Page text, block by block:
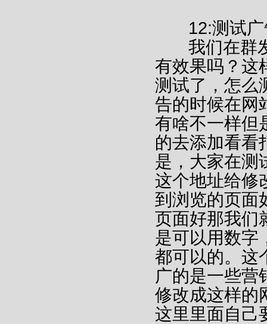
12:测试广
我们在群
有效果吗？这
测试了，怎么
告的时候在网
有啥不一样但
的去添加看看
是，大家在测
这个地址给修
到浏览的页面
页面好那我们
是可以用数字
都可以的。这
广的是一些营
修改成这样的
这里里面自己